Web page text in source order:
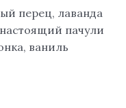
перец, лаванда
пачули
ваниль